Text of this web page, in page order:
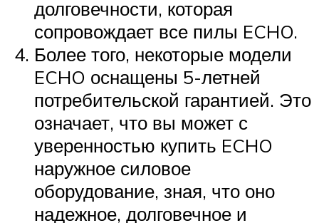
долговечности, которая
сопровождает все пилы ECHO.
Более того, некоторые модели
ECHO оснащены 5-летней
потребительской гарантией. Это
означает, что вы может с
уверенностью купить ECHO
наружное силовое
оборудование, зная, что оно
надежное, долговечное и